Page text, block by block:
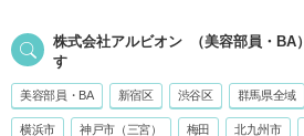
株式会社アルビオン （美容部員・BA）
す
美容部員・BA 新宿区 渋谷区 群馬県全域
横浜市 神戸市（三宮） 梅田 北九州市